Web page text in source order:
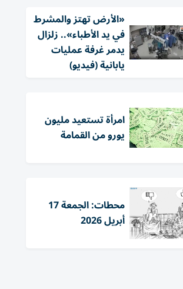
«الأرض تهتز والمشرط
في يد الأطباء».. زلزال
يدمر غرفة عمليات
يابانية (فيديو)
امرأة تستعيد مليون
يورو من القمامة
محطات: الجمعة 17
أبريل 2026